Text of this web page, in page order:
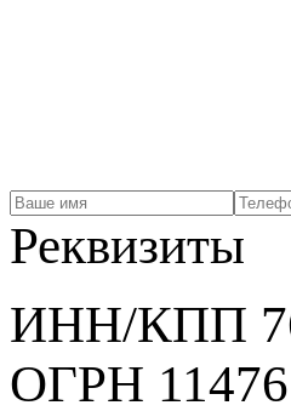
Реквизиты
ИНН/КПП
ОГРН